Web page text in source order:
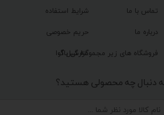
شرایط استفاده
حریم خصوصی
گزارش باگ
تماس با ما
درباره ما
فروشگاه های زیر مجموعه گیل آوا
دنبال چه محصولی هستید؟